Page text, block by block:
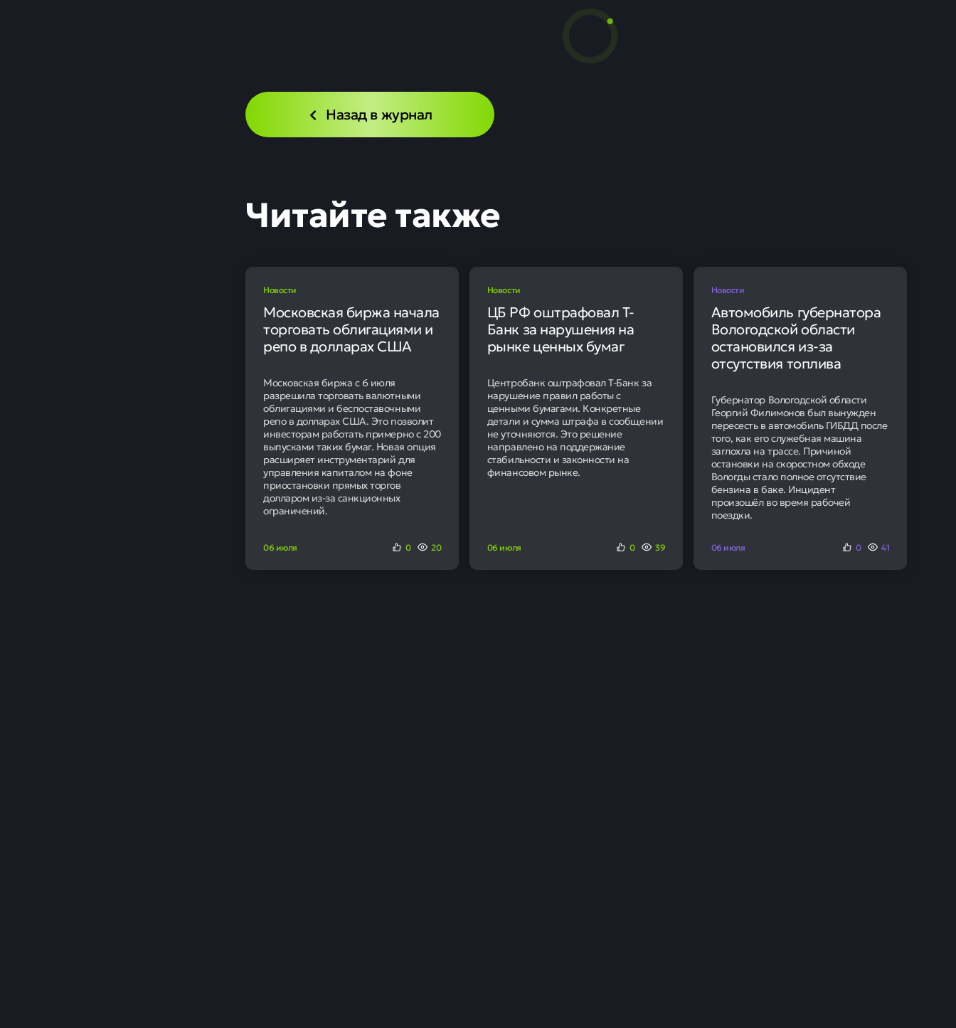
Газпром нефть вышла в прибыль по
Финансовые результаты квартала
«Газпром нефть» по итогам первого квартала 2026 года зафиксировала чистую прибыль по РСБУ в
размере 4,08 млрд рублей. Годом ранее компания показала убыток на сумму 21,3 млрд рублей.
95
Наших клиентов получают
положительное решение в банке
Кредит без залога и
поручителей
Получить кредит
Итоги полного 2025 года